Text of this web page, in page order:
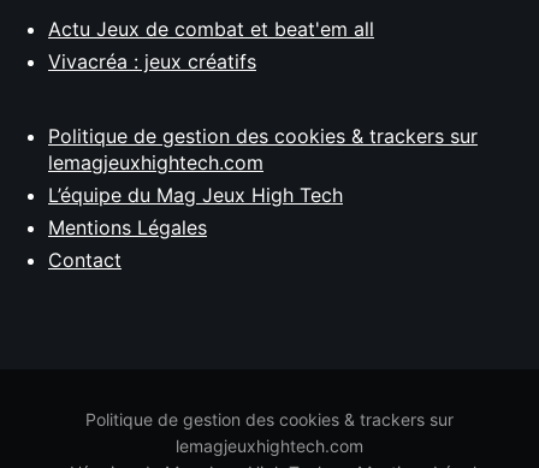
Actu Jeux de combat et beat'em all
Vivacréa : jeux créatifs
Politique de gestion des cookies & trackers sur
lemagjeuxhightech.com
L’équipe du Mag Jeux High Tech
Mentions Légales
Contact
Politique de gestion des cookies & trackers sur
lemagjeuxhightech.com